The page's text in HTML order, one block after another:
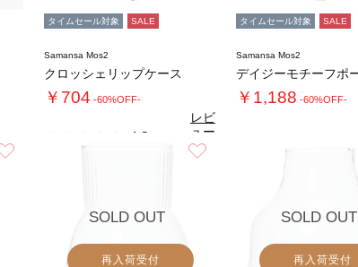
タイムセール対象 SALE
Samansa Mos2
クロッシェリップケース
￥704 -60%OFF-
4.3
レビ
ュー
を見
る
タイムセール対象 SALE
Samansa Mos2
￥1,188 -60%OFF-
SOLD OUT
再入荷受付
SOLD OUT
再入荷受付